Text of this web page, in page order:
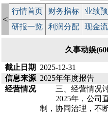
<
行情首页 财务指标 业绩
研报一览
利润分配 现金
久事动娱
截止日期
2025-12-31
信息来源 2025年年度报告
经营情况
三、经营情况讨
2025年，公司直
制，协同治理，不